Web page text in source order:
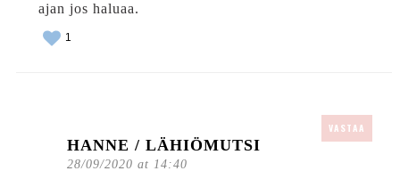
ajan jos haluaa.
1
HANNE / LÄHIÖMUTSI
28/09/2020 at 14:40
VASTAA